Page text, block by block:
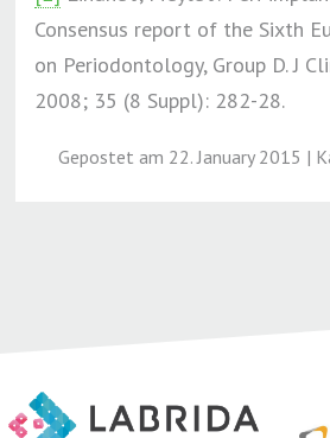
Consensus report of the Sixth
on Periodontology, Group D. J
2008; 35 (8 Suppl): 282-28.
Gepostet am 22. January 2015 |